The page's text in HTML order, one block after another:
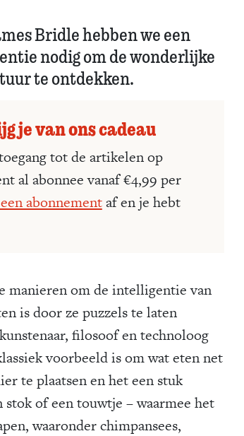
Bridle hebben we een
nodig om de wonderlijke
te ontdekken.
je van ons cadeau
tot de artikelen op
al abonnee vanaf €4,99 per
abonnementaf en je hebt
manieren om de intelligentie van
is door ze puzzels te laten
filosoof en technoloog
voorbeeld is om wat eten net
te plaatsen en het een stuk
stok of een touwtje – waarmee het
waaronder chimpansees,